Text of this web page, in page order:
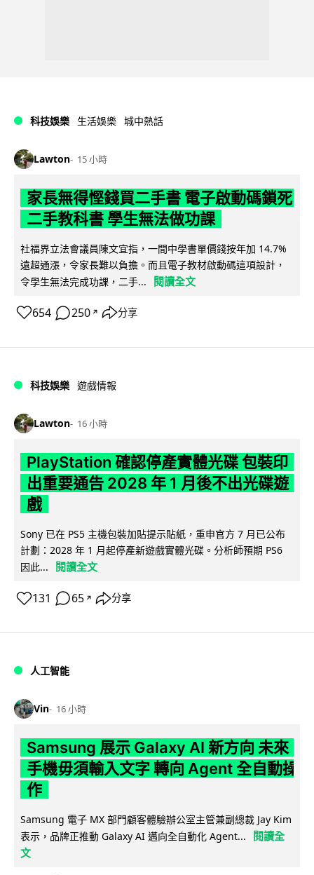
科技娛樂 生活娛樂 城中熱話
Lawton 15 小時
家長無得慳錢買二手書 電子啟動碼鎖死
二手教科書 學生無法做功課
社福界立法會議員陳文宜指，一間中學書單價錢按年加 14.7%
遠超通漲，令家長難以負擔。而且電子教材啟動碼這項設計，
令學生無法完成功課，二手...
閱讀全文
654 250 ↗ 分享
科技娛樂 遊戲情報
Lawton 16 小時
PlayStation 確認停產實體光碟 包裝印
出重要通告 2028 年 1 月後不出光碟遊
戲
Sony 已在 PS5 主機包裝加貼提示貼紙，重申官方 7 月已公布
計劃：2028 年 1 月起停產新遊戲實體光碟。分析師預期 PS6
因此...
閱讀全文
131 65 ↗ 分享
人工智能
Vin 16 小時
Samsung 展示 Galaxy AI 新方向 未來
手機毋須輸入文字 轉向 Agent 全自動操
作
Samsung 電子 MX 部門顧客體驗辦公室主管兼副總裁 Jay Kim
表示，品牌正推動 Galaxy AI 邁向全自動化 Agent...
閱讀全
文